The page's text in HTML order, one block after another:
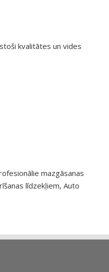
kvalitātes un vides
mazgāsanas
līdzekļiem, Auto